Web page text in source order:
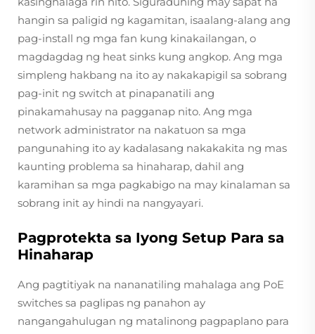
hangin sa paligid ng kagamitan, isaalang-alang ang
pag-install ng mga fan kung kinakailangan, o
magdagdag ng heat sinks kung angkop. Ang mga
simpleng hakbang na ito ay nakakapigil sa sobrang
pag-init ng switch at pinapanatili ang
pinakamahusay na pagganap nito. Ang mga
network administrator na nakatuon sa mga
pangunahing ito ay kadalasang nakakakita ng mas
kaunting problema sa hinaharap, dahil ang
karamihan sa mga pagkabigo na may kinalaman sa
sobrang init ay hindi na nangyayari.
Pagprotekta sa Iyong Setup Para sa
Hinaharap
Ang pagtitiyak na nananatiling mahalaga ang PoE
switches sa paglipas ng panahon ay
nangangahulugan ng matalinong pagpaplano para